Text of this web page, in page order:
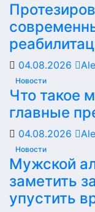
04.08.2026
Новости
Что такое
главные
04.08.2026
Новости
Мужской
заметить
упустить